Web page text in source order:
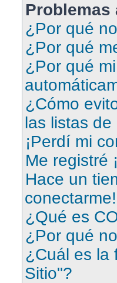
Problemas
¿Por qué
¿Por qué
¿Por qué
¿Cómo
las listas
¡Perdí mi
Me registré
Hace un
conectarme!
¿Qué es
¿Por qué
¿Cuál es la
Sitio"?